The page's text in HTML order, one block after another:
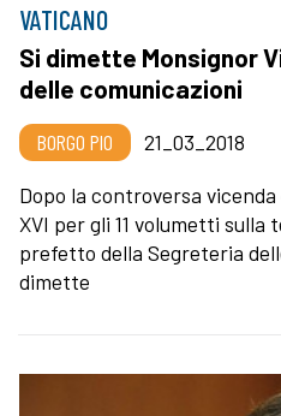
VATICANO
Si dimette Monsignor
delle comunicazioni
BORGO PIO
21_03_2018
Dopo la controversa
XVI per gli 11 volumetti sulla
prefetto della Segreteria
dimette